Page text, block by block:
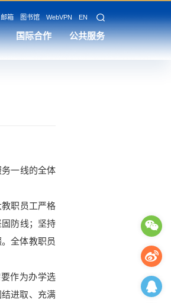
邮箱 图书馆 WebVPN EN
国际合作 公共服务
一线的全体
职员工严格
防线；坚持
全体教职员
作为办学选
进取、充满